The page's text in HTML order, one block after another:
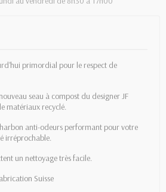
primordial pour le respect de
seau à compost du designer JF
matériaux recyclé.
anti-odeurs performant pour votre
irréprochable.
un nettoyage très facile.
Suisse